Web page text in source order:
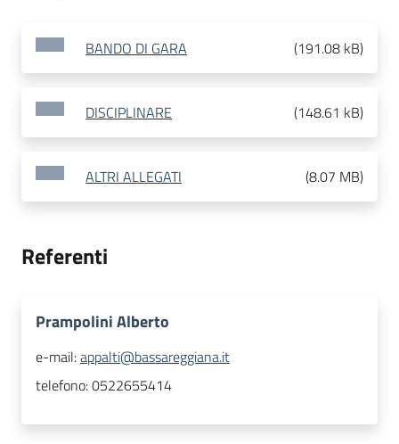
BANDO DI GARA (191.08 kB)
DISCIPLINARE (148.61 kB)
ALTRI ALLEGATI (8.07 MB)
Referenti
Prampolini Alberto
e-mail:appalti@bassareggiana.it
telefono:0522655414